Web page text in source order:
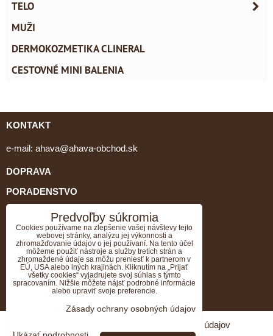
TELO
MUŽI
DERMOKOZMETIKA CLINERAL
CESTOVNÉ MINI BALENIA
KONTAKT
e-mail: ahava@ahava-obchod.sk
DOPRAVA
PORADENSTVO
tel: 0903 462 064, 034/651 79 05
VZORKY K OBJEDNÁVKE ZADARMO
Doprava ZADARMO k objednávke nad 70EUR.
OBCHODNÉ PODMIENKY
Zásady ochrany osobných údajov
Predvoľby súkromia
Cookies používame na zlepšenie vašej návštevy tejto
webovej stránky, analýzu jej výkonnosti a
zhromažďovanie údajov o jej používaní. Na tento účel
môžeme použiť nástroje a služby tretích strán a
zhromaždené údaje sa môžu preniesť k partnerom v
EÚ, USA alebo iných krajinách. Kliknutím na „Prijať
všetky cookies“ vyjadrujete svoj súhlas s týmto
spracovaním. Nižšie môžete nájsť podrobné informácie
alebo upraviť svoje preferencie.
Zásady ochrany osobných údajov